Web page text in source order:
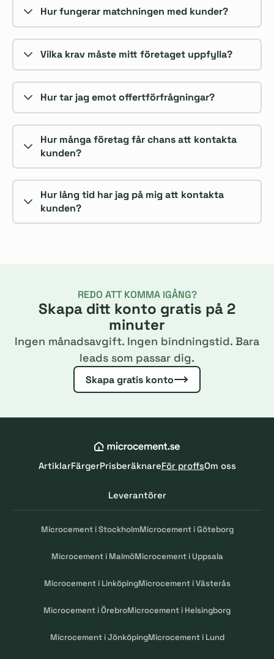
Hur fungerar matchningen med kunder?
Vilka krav måste mitt företaget uppfylla?
Hur tar jag emot offertförfrågningar?
Hur många företag får chans att kontakta
kunden?
Hur lång tid har jag på mig att kontakta
kunden?
REDO ATT KOMMA IGÅNG?
Skapa ditt konto gratis på 2
minuter
Ingen månadsavgift. Ingen bindningstid. Bara
leads som passar dig.
Skapa gratis konto
ArtiklarFärgerPrisberäknareFör proffsOm oss
Leverantörer
Microcement i StockholmMicrocement i Göteborg
Microcement i MalmöMicrocement i Uppsala
Microcement i LinköpingMicrocement i Västerås
Microcement i ÖrebroMicrocement i Helsingborg
Microcement i JönköpingMicrocement i Lund